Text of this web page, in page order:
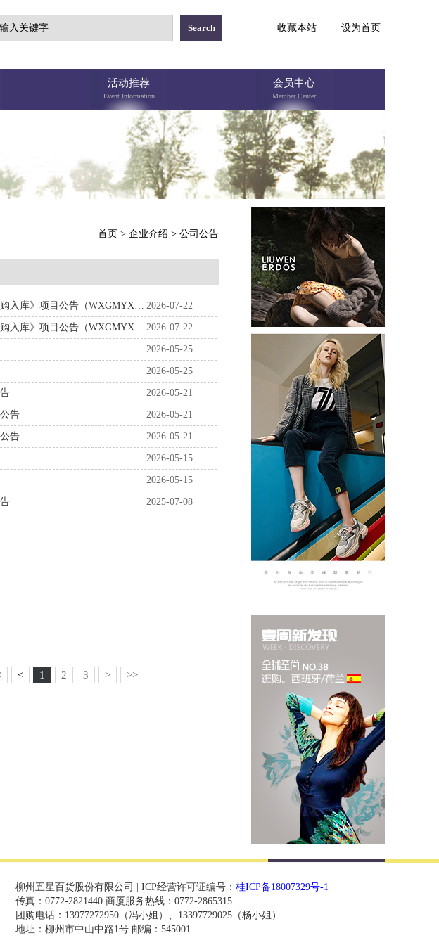
收藏本站| 设为首页
活动推荐
Event Information
会员中心
Member Center
首页 > 企业介绍 > 公司公告
《柳州五星百货股份有限公司广宣设计及物料制作供应商公开采购入库》项目公告（WXGMYX-2026-001） 2026-07-22
《柳州工贸大厦股份有限公司广宣设计及物料制作供应商公开采购入库》项目公告（WXGMYX-2026-002） 2026-07-22
2026-05-25
2026-05-25
2026-05-21
告 2026-05-21
告 2026-05-21
2026-05-15
2026-05-15
2025-07-08
< 1 2 3 > >>
柳州五星百货股份有限公司 | ICP经营许可证编号： 桂ICP备18007329号-1
传真：0772-2821440 商厦服务热线：0772-2865315
团购电话：13977272950（冯小姐）、13397729025（杨小姐）
地址：柳州市中山中路1号 邮编：545001